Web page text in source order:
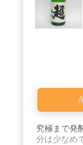
究極まで発
分は少なめ